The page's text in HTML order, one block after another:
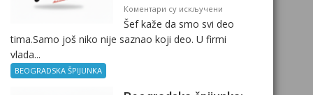
Коментари су искљученина
Beogradska
špijunka
Šef kaže da smo svi deo
tima.Samo još niko nije saznao koji deo. U firmi
vlada...
BEOGRADSKA ŠPIJUNKA